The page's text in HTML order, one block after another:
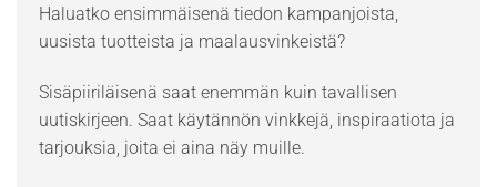
Haluatko ensimmäisenä tiedon kampanjoista,
uusista tuotteista ja maalausvinkeistä?
Sisäpiiriläisenä saat enemmän kuin tavallisen
uutiskirjeen. Saat käytännön vinkkejä, inspiraatiota ja
tarjouksia, joita ei aina näy muille.